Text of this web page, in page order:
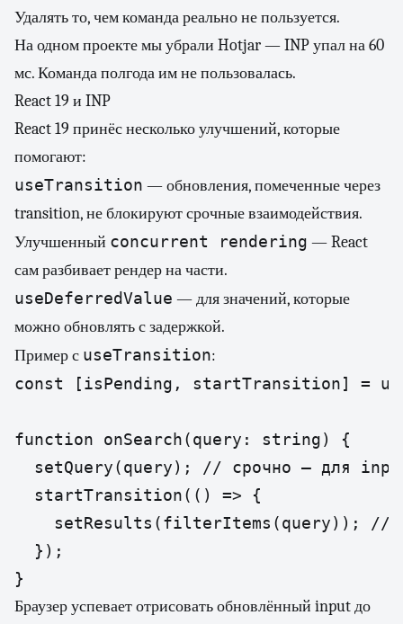
Удалять то, чем команда реально не пользуется.
На одном проекте мы убрали Hotjar — INP упал на 60
мс. Команда полгода им не пользовалась.
React 19 и INP
React 19 принёс несколько улучшений, которые
помогают:
useTransition — обновления, помеченные через
transition, не блокируют срочные взаимодействия.
Улучшенный concurrent rendering — React
сам разбивает рендер на части.
useDeferredValue — для значений, которые
можно обновлять с задержкой.
Пример с useTransition:
const [isPending, startTransition] =
function onSearch(query: string) {
setQuery(query); // срочно — для
  startTransition(() => {
setResults(filterItems(query)); //
  });
}
Браузер успевает отрисовать обновлённый input до